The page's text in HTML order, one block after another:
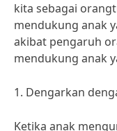
kita sebagai
mendukung anak
akibat pengaruh
mendukung anak
1. Dengarkan
Ketika anak